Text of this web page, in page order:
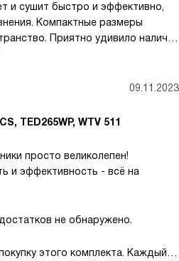
и сушит быстро и эффективно,
Компактные размеры
Приятно удивило наличие
09.11.2023
TED265WP, WTV 511
просто великолепен!
и эффективность - всё на
не обнаружено.
этого комплекта. Каждый